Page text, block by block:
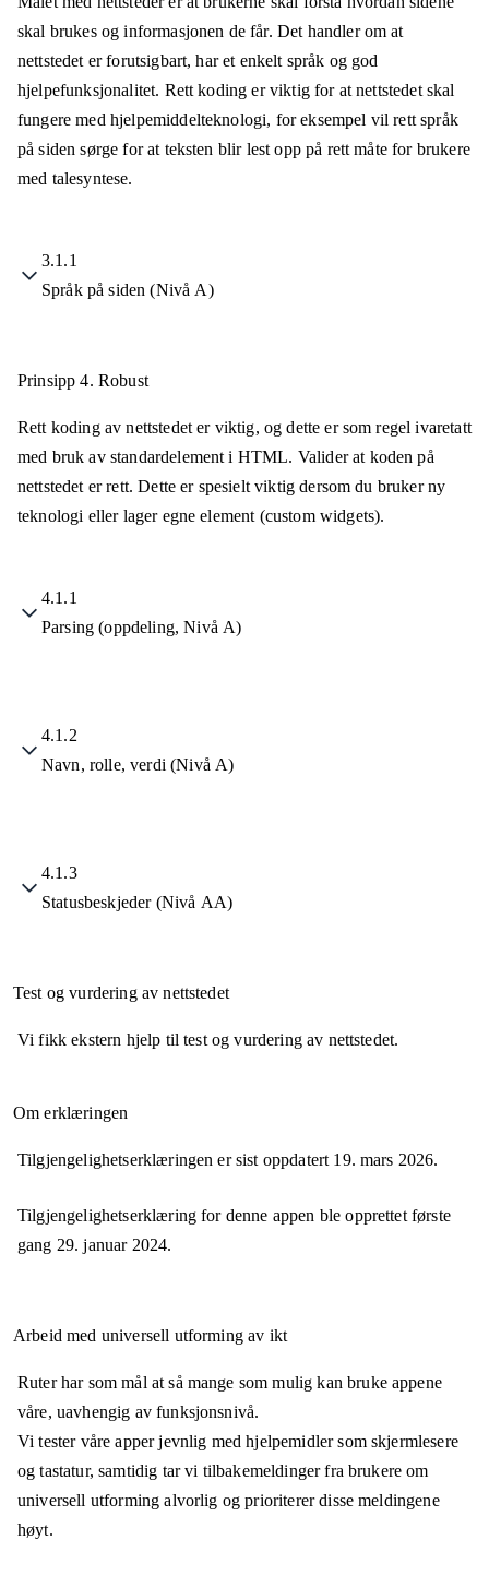
skal brukes og informasjonen de får. Det handler om at
nettstedet er forutsigbart, har et enkelt språk og god
hjelpefunksjonalitet. Rett koding er viktig for at nettstedet skal
fungere med hjelpemiddelteknologi, for eksempel vil rett språk
på siden sørge for at teksten blir lest opp på rett måte for brukere
med talesyntese.
3.1.1
Språk på siden (Nivå A)
Prinsipp 4. Robust
Rett koding av nettstedet er viktig, og dette er som regel ivaretatt
med bruk av standardelement i HTML. Valider at koden på
nettstedet er rett. Dette er spesielt viktig dersom du bruker ny
teknologi eller lager egne element (custom widgets).
4.1.1
Parsing (oppdeling, Nivå A)
4.1.2
Navn, rolle, verdi (Nivå A)
4.1.3
Statusbeskjeder (Nivå AA)
Test og vurdering av nettstedet
Vi fikk ekstern hjelp til test og vurdering av nettstedet.
Om erklæringen
Tilgjengelighetserklæringen er sist oppdatert 19. mars 2026.
Tilgjengelighetserklæring for denne appen ble opprettet første
gang 29. januar 2024.
Arbeid med universell utforming av ikt
Ruter har som mål at så mange som mulig kan bruke appene
våre, uavhengig av funksjonsnivå.
Vi tester våre apper jevnlig med hjelpemidler som skjermlesere
og tastatur, samtidig tar vi tilbakemeldinger fra brukere om
universell utforming alvorlig og prioriterer disse meldingene
høyt.